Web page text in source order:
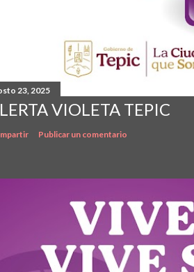
23, 2025
VIOLETA TEPIC
Publicar un comentario